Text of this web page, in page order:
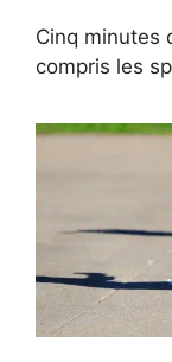
Cinq minutes
compris les